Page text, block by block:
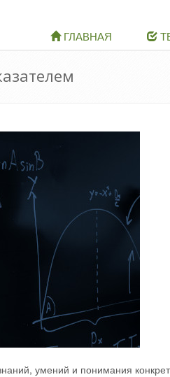
ГЛАВНАЯ
умений и понимания